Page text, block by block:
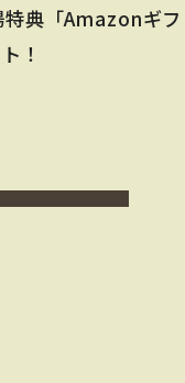
典「Amazonギフ
！